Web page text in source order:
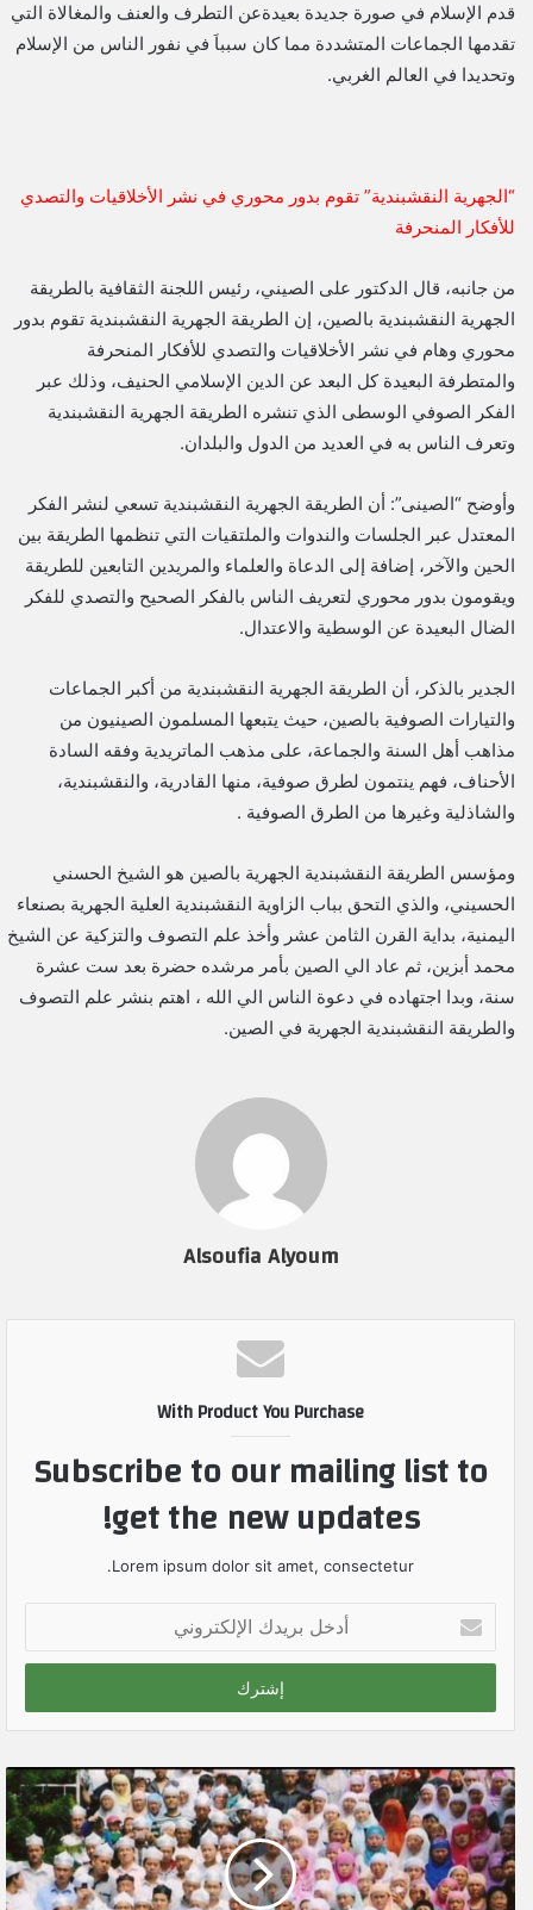
قدم الإسلام في صورة جديدة بعيدةعن التطرف والعنف والمغالاة التي
تقدمها الجماعات المتشددة مما كان سبباَ في نفور الناس من الإسلام
وتحديدا في العالم الغربي.
“الجهرية النقشبندية” تقوم بدور محوري في نشر الأخلاقيات والتصدي
للأفكار المنحرفة
من جانبه، قال الدكتور على الصيني، رئيس اللجنة الثقافية بالطريقة
الجهرية النقشبندية بالصين، إن الطريقة الجهرية النقشبندية تقوم بدور
محوري وهام في نشر الأخلاقيات والتصدي للأفكار المنحرفة
والمتطرفة البعيدة كل البعد عن الدين الإسلامي الحنيف، وذلك عبر
الفكر الصوفي الوسطى الذي تنشره الطريقة الجهرية النقشبندية
وتعرف الناس به في العديد من الدول والبلدان.
وأوضح “الصينى”: أن الطريقة الجهرية النقشبندية تسعي لنشر الفكر
المعتدل عبر الجلسات والندوات والملتقيات التي تنظمها الطريقة بين
الحين والآخر، إضافة إلى الدعاة والعلماء والمريدين التابعين للطريقة
ويقومون بدور محوري لتعريف الناس بالفكر الصحيح والتصدي للفكر
الضال البعيدة عن الوسطية والاعتدال.
الجدير بالذكر، أن الطريقة الجهرية النقشبندية من أكبر الجماعات
والتيارات الصوفية بالصين، حيث يتبعها المسلمون الصينيون من
مذاهب أهل السنة والجماعة، على مذهب الماتريدية وفقه السادة
الأحناف، فهم ينتمون لطرق صوفية، منها القادرية، والنقشبندية،
والشاذلية وغيرها من الطرق الصوفية .
ومؤسس الطريقة النقشبندية الجهرية بالصين هو الشيخ الحسني
الحسيني، والذي التحق بباب الزاوية النقشبندية العلية الجهرية بصنعاء
اليمنية، بداية القرن الثامن عشر وأخذ علم التصوف والتزكية عن الشيخ
محمد أبزين، ثم عاد الي الصين بأمر مرشده حضرة بعد ست عشرة
سنة، وبدا اجتهاده في دعوة الناس الي الله ، اهتم بنشر علم التصوف
والطريقة النقشبندية الجهرية في الصين.
Alsoufia Alyoum
With Product You Purchase
Subscribe to our mailing list to
get the new updates!
Lorem ipsum dolor sit amet, consectetur.
خ
ب
ي
د
ك
ا
ل
إ